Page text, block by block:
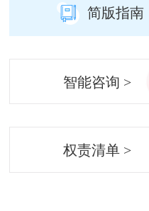
简版指南
智能咨询 >
权责清单 >